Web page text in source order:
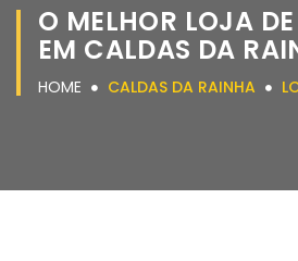
O MELHOR LOJA
EM CALDAS DA
HOME CALDAS DA RAINHA